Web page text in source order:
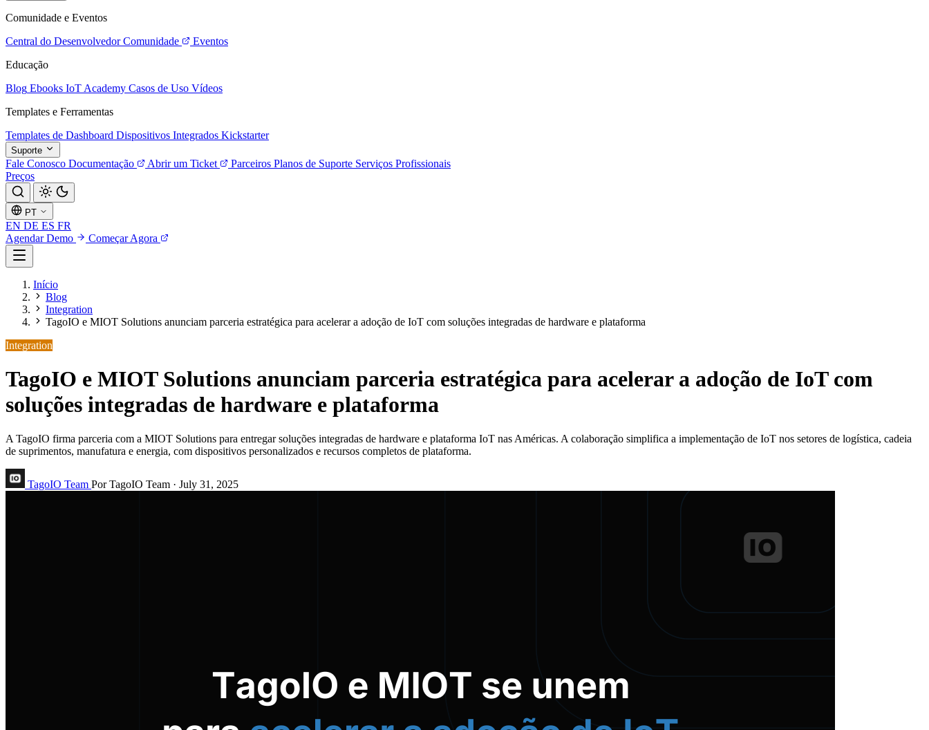
Comunidade e Eventos
Central do Desenvolvedor Comunidade
Eventos
Educação
Blog Ebooks IoT Academy Casos de Uso Vídeos
Templates e Ferramentas
Templates de Dashboard Dispositivos Integrados Kickstarter
Suporte
Fale Conosco Documentação Abrir um Ticket Parceiros Planos de Suporte Serviços Profissionais
Preços
PT
EN DE ES FR
Agendar Demo
Começar Agora
Início
Blog
Integration
TagoIO e MIOT Solutions anunciam parceria estratégica para acelerar a adoção de IoT com soluções integradas de hardware e plataforma
Integration
TagoIO e MIOT Solutions anunciam parceria estratégica para acelerar a adoção de IoT com
soluções integradas de hardware e plataforma
A TagoIO firma parceria com a MIOT Solutions para entregar soluções integradas de hardware e plataforma IoT nas Américas. A colaboração simplifica a implementação de IoT nos setores de logística, cadeia
de suprimentos, manufatura e energia, com dispositivos personalizados e recursos completos de plataforma.
TagoIO Team Por TagoIO Team · July 31, 2025